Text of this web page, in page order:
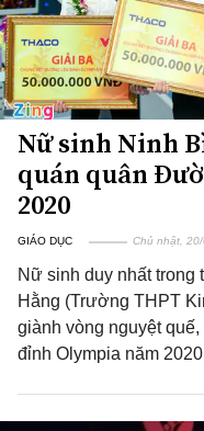
Nữ sinh Ninh
quán quân
2020
GIÁO DỤC Chủ nhật,
Nữ sinh duy nhất trong
Hằng (Trường THPT
giành vòng nguyệt
đỉnh Olympia năm